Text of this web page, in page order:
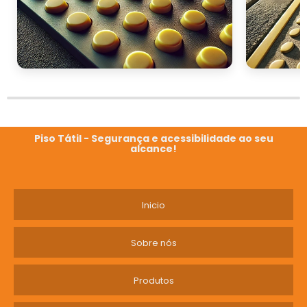
Piso Tátil - Segurança e acessibilidade ao seu
alcance!
Inicio
Sobre nós
Produtos